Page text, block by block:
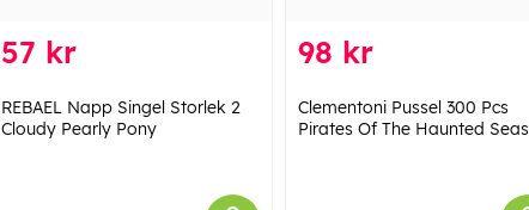
57 kr
REBAEL Napp Singel Storlek 2
Cloudy Pearly Pony
98 kr
Clementoni Pussel 300 Pcs
Pirates Of The Haunted Seas